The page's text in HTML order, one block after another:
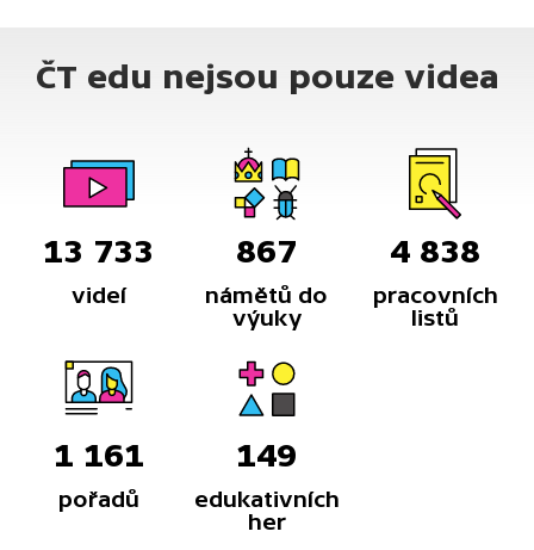
ČT edu nejsou pouze videa
13 733
videí
867
námětů do
výuky
4 838
pracovních
listů
1 161
pořadů
149
edukativních
her